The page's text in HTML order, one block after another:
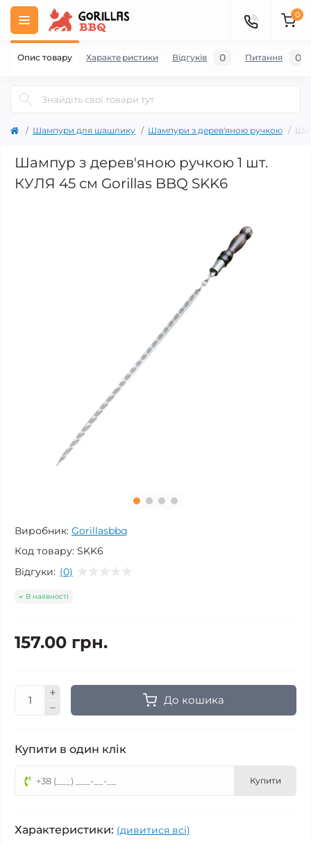
0
Шампури для шашлику Шампури з дерев'яною ручкою
Шампур з дерев'яною ручкою 1 шт.
КУЛЯ 45 см Gorillas BBQ SKK6
Виробник: Gorillasbbq
Код товару: SKK6
Відгуки: (0)
В наявності
157.00 грн.
До кошика
Купити в один клік
Купити
Характеристики: (дивитися всі)
Опис товару Характеристики Відгуків 0 Питання 0